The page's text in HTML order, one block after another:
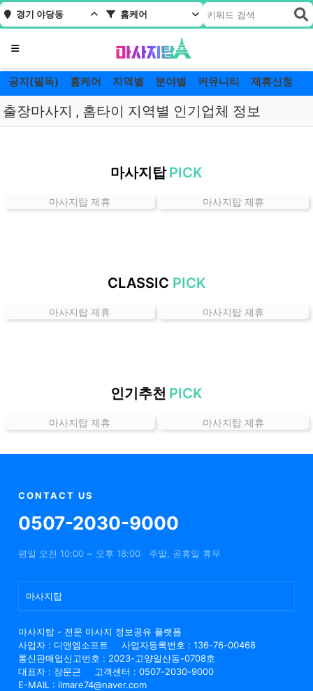
경기 야당동 홈케어
메뉴
공지(필독) 홈케어 지역별 분야별 커뮤니티 제휴신청
출장마사지 , 홈타이 지역별 인기업체 정보
동
곳
인
보
마사지탑 PICK
마사지탑 제휴 마사지탑 제휴
CLASSIC PICK
마사지탑 제휴 마사지탑 제휴
인기추천 PICK
마사지탑 제휴 마사지탑 제휴
CONTACT US
0507-2030-9000
평일 오전 10:00 ~ 오후 18:00 주말, 공휴일 휴무
마사지탑
마사지탑 - 전문 마사지 정보공유 플랫폼
사업자 : 디앤엠소프트
사업자등록번호 : 136-76-00468
통신판매업신고번호 : 2023-고양일산동-0708호
대표자 : 장문근
고객센터 : 0507-2030-9000
E-MAIL : ilmare74@naver.com